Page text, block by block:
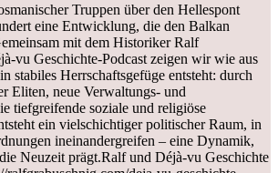
Truppen über den Hellespont
eine Entwicklung, die den Balkan
mit dem Historiker Ralf
vu Geschichte-Podcast zeigen wir wie aus
stabiles Herrschaftsgefüge entsteht: durch
Eliten, neue Verwaltungs- und
tiefgreifende soziale und religiöse
ein vielschichtiger politischer Raum, in
ineinandergreifen – eine Dynamik,
Neuzeit prägt.Ralf und Déjà-vu Geschichte